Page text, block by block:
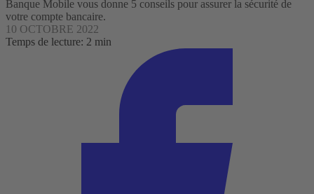
Banque Mobile vous donne 5 conseils pour assurer la sécurité de
votre compte bancaire.
10 OCTOBRE 2022
Temps de lecture: 2 min